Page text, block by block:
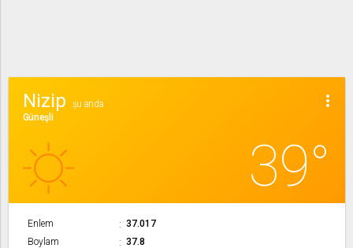
more_vert
Nizip
şu anda
Güneşli
39°
Enlem
37.017
Boylam
37.8